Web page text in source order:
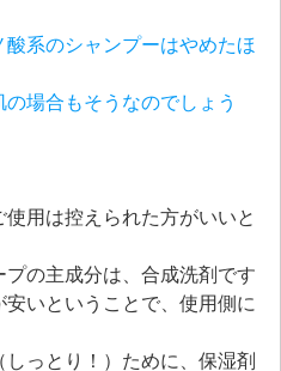
系のシャンプーはやめたほ
場合もそうなのでしょう
用は控えられた方がいいと
の主成分は、合成洗剤です
いということで、使用側に
っとり！）ために、保湿剤